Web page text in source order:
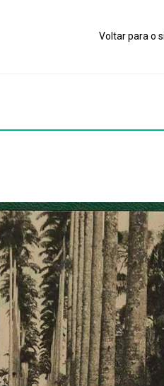
Voltar para o